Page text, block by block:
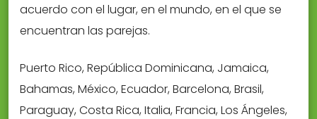
acuerdo con el lugar, en el mundo, en el que se
encuentran las parejas.
Puerto Rico, República Dominicana, Jamaica,
Bahamas, México, Ecuador, Barcelona, Brasil,
Paraguay, Costa Rica, Italia, Francia, Los Ángeles,